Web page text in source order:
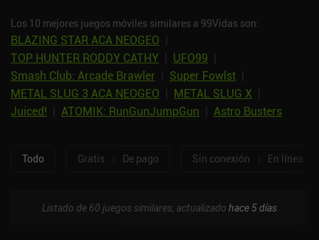
Los 10 mejores juegos móviles similares a 99Vidas son:
BLAZING STAR ACA NEOGEO
TOP HUNTER RODDY CATHY
UFO99
Smash Club: Arcade Brawler
Super Fowlst
METAL SLUG 3 ACA NEOGEO
METAL SLUG X
Juiced!
ATOMIK: RunGunJumpGun Astro Busters
Todo Gratis De pago Sin conexión En línea
Listado de 60 juegos similares, actualizado hace 5 días